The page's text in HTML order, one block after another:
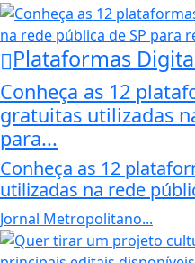
Plataformas
Conheça as 12
gratuitas utilizadas
para...
Conheça as 12
utilizadas na rede
Jornal Metropolitano...